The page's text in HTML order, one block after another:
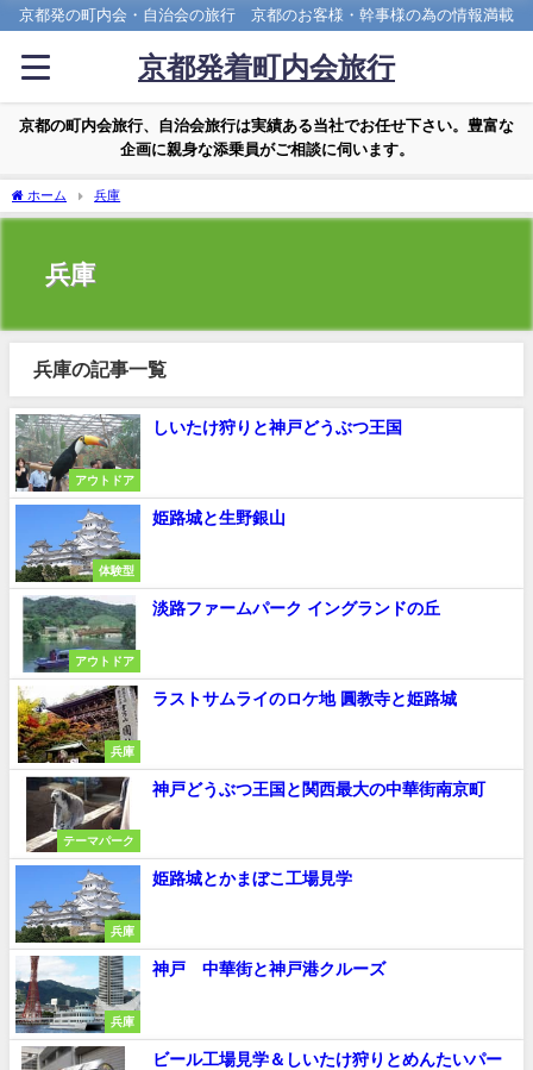
京都発の町内会・自治会の旅行 京都のお客様・幹事様の為の情報満載
京都発着町内会旅行
京都の町内会旅行、自治会旅行は実績ある当社でお任せ下さい。豊富な
企画に親身な添乗員がご相談に伺います。
ホーム 兵庫
兵庫
兵庫の記事一覧
アウトドア
しいたけ狩りと神戸どうぶつ王国
体験型
姫路城と生野銀山
アウトドア
淡路ファームパーク イングランドの丘
兵庫
ラストサムライのロケ地 圓教寺と姫路城
テーマパーク
神戸どうぶつ王国と関西最大の中華街南京町
兵庫
姫路城とかまぼこ工場見学
兵庫
神戸 中華街と神戸港クルーズ
ビール工場見学＆しいたけ狩りとめんたいパー